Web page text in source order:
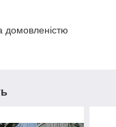
домовленістю